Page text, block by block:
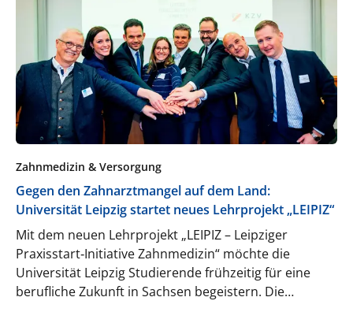
Zahnmedizin & Versorgung
Gegen den Zahnarztmangel auf dem Land:
Universität Leipzig startet neues Lehrprojekt „LEIPIZ“
Mit dem neuen Lehrprojekt „LEIPIZ – Leipziger
Praxisstart‑Initiative Zahnmedizin“ möchte die
Universität Leipzig Studierende frühzeitig für eine
berufliche Zukunft in Sachsen begeistern. Die